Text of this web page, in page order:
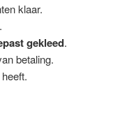
klaar.
gekleed.
betaling.